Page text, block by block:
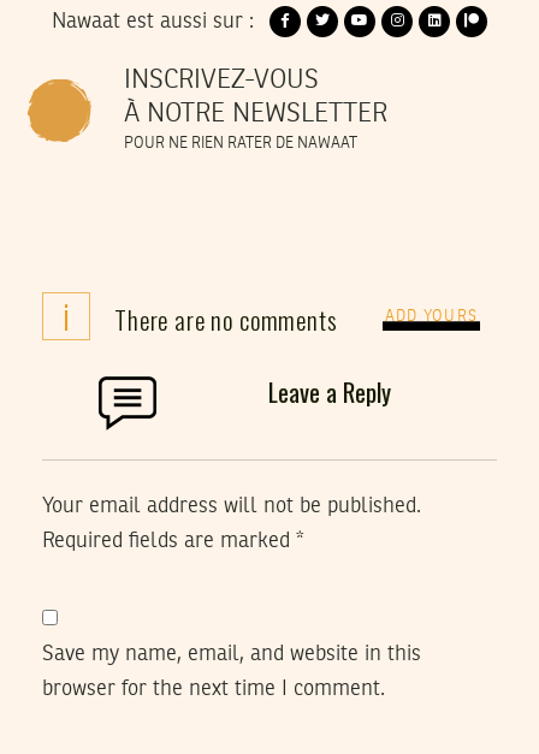
Nawaat est aussi sur :
INSCRIVEZ-VOUS
À NOTRE NEWSLETTER
POUR NE RIEN RATER DE NAWAAT
i There are no comments ADD YOURS
Leave a Reply
Your email address will not be published.
Required fields are marked *
Save my name, email, and website in this
browser for the next time I comment.